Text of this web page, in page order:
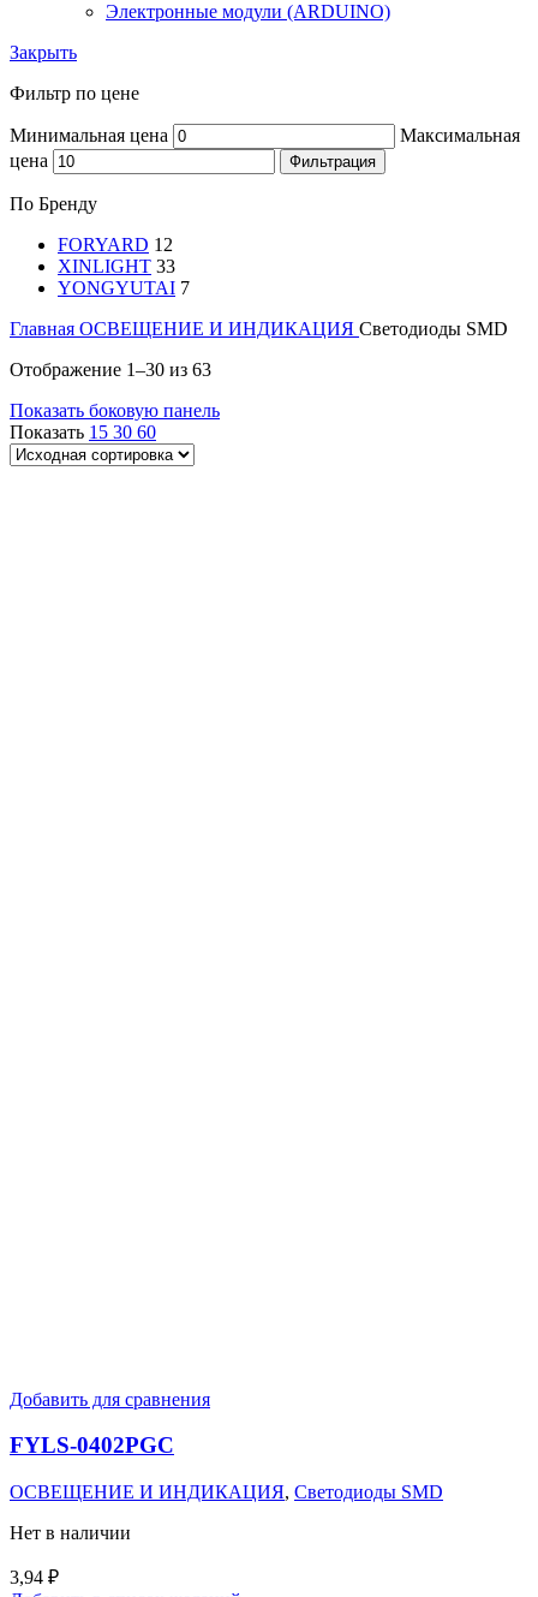
Электронные модули (ARDUINO)
Закрыть
Фильтр по цене
Минимальная цена
Максимальная
цена
Фильтрация
По Бренду
FORYARD 12
XINLIGHT 33
YONGYUTAI 7
Главная ОСВЕЩЕНИЕ И ИНДИКАЦИЯ Светодиоды SMD
Отображение 1–30 из 63
Показать боковую панель
Показать 15 30 60
Добавить для сравнения
FYLS-0402PGC
ОСВЕЩЕНИЕ И ИНДИКАЦИЯ, Светодиоды SMD
Нет в наличии
3,94 ₽